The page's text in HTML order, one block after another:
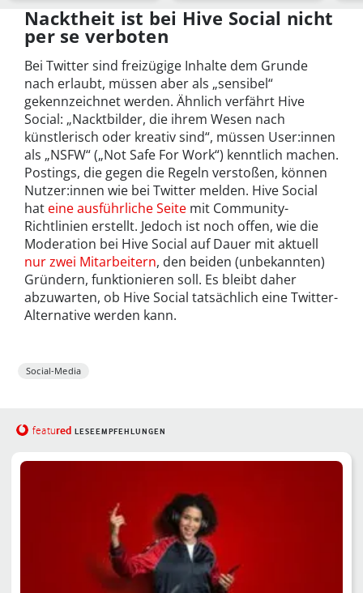
Überblic…
Nacktheit ist bei Hive Social nicht
per se verboten
Bei Twitter sind freizügige Inhalte dem Grunde
nach erlaubt, müssen aber als „sensibel“
gekennzeichnet werden. Ähnlich verfährt Hive
Social: „Nacktbilder, die ihrem Wesen nach
künstlerisch oder kreativ sind“, müssen User:innen
als „NSFW“ („Not Safe For Work“) kenntlich machen.
Postings, die gegen die Regeln verstoßen, können
Nutzer:innen wie bei Twitter melden. Hive Social
hat eine ausführliche Seite mit Community-
Richtlinien erstellt. Jedoch ist noch offen, wie die
Moderation bei Hive Social auf Dauer mit aktuell
nur zwei Mitarbeitern, den beiden (unbekannten)
Gründern, funktionieren soll. Es bleibt daher
abzuwarten, ob Hive Social tatsächlich eine Twitter-
Alternative werden kann.
Social-Media
featured LESEEMPFEHLUNGEN